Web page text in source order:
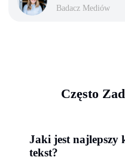
Badacz Mediów
Często
Jaki jest najlepszy
tekst?